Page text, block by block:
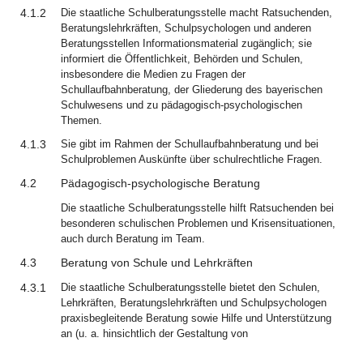
4.1.2
Die staatliche Schulberatungsstelle macht Ratsuchenden,
Beratungslehrkräften, Schulpsychologen und anderen
Beratungsstellen Informationsmaterial zugänglich; sie
informiert die Öffentlichkeit, Behörden und Schulen,
insbesondere die Medien zu Fragen der
Schullaufbahnberatung, der Gliederung des bayerischen
Schulwesens und zu pädagogisch-psychologischen
Themen.
4.1.3
Sie gibt im Rahmen der Schullaufbahnberatung und bei
Schulproblemen Auskünfte über schulrechtliche Fragen.
4.2 Pädagogisch-psychologische Beratung
Die staatliche Schulberatungsstelle hilft Ratsuchenden bei
besonderen schulischen Problemen und Krisensituationen,
auch durch Beratung im Team.
4.3
Beratung von Schule und Lehrkräften
4.3.1
Die staatliche Schulberatungsstelle bietet den Schulen,
Lehrkräften, Beratungslehrkräften und Schulpsychologen
praxisbegleitende Beratung sowie Hilfe und Unterstützung
an (u. a. hinsichtlich der Gestaltung von